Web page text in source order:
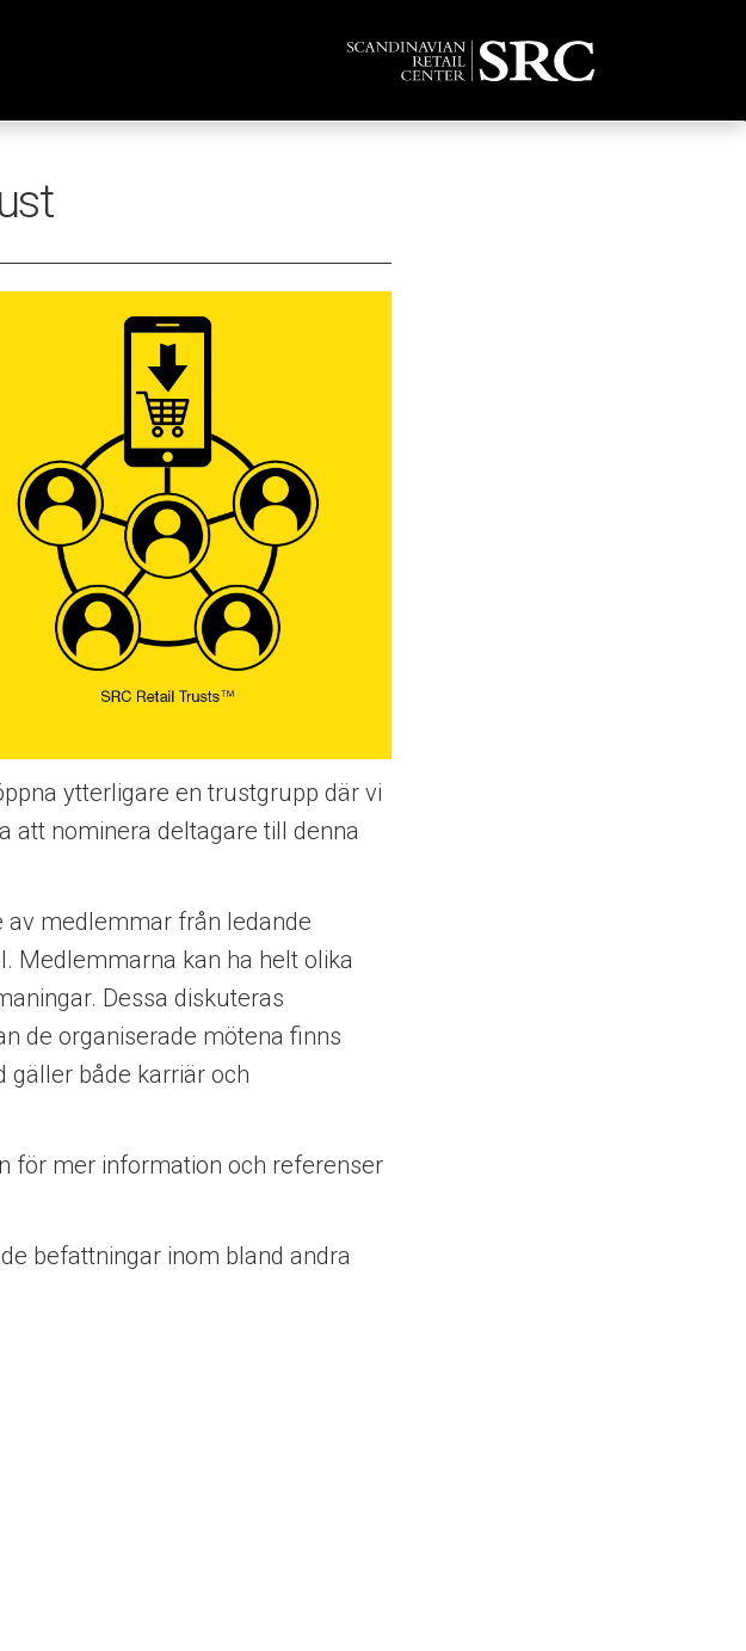
ytterligare en trustgrupp där vi
att nominera deltagare till denna
av medlemmar från ledande
Medlemmarna kan ha helt olika
Dessa diskuteras
de organiserade mötena finns
gäller både karriär och
för mer information och referenser
befattningar inom bland andra